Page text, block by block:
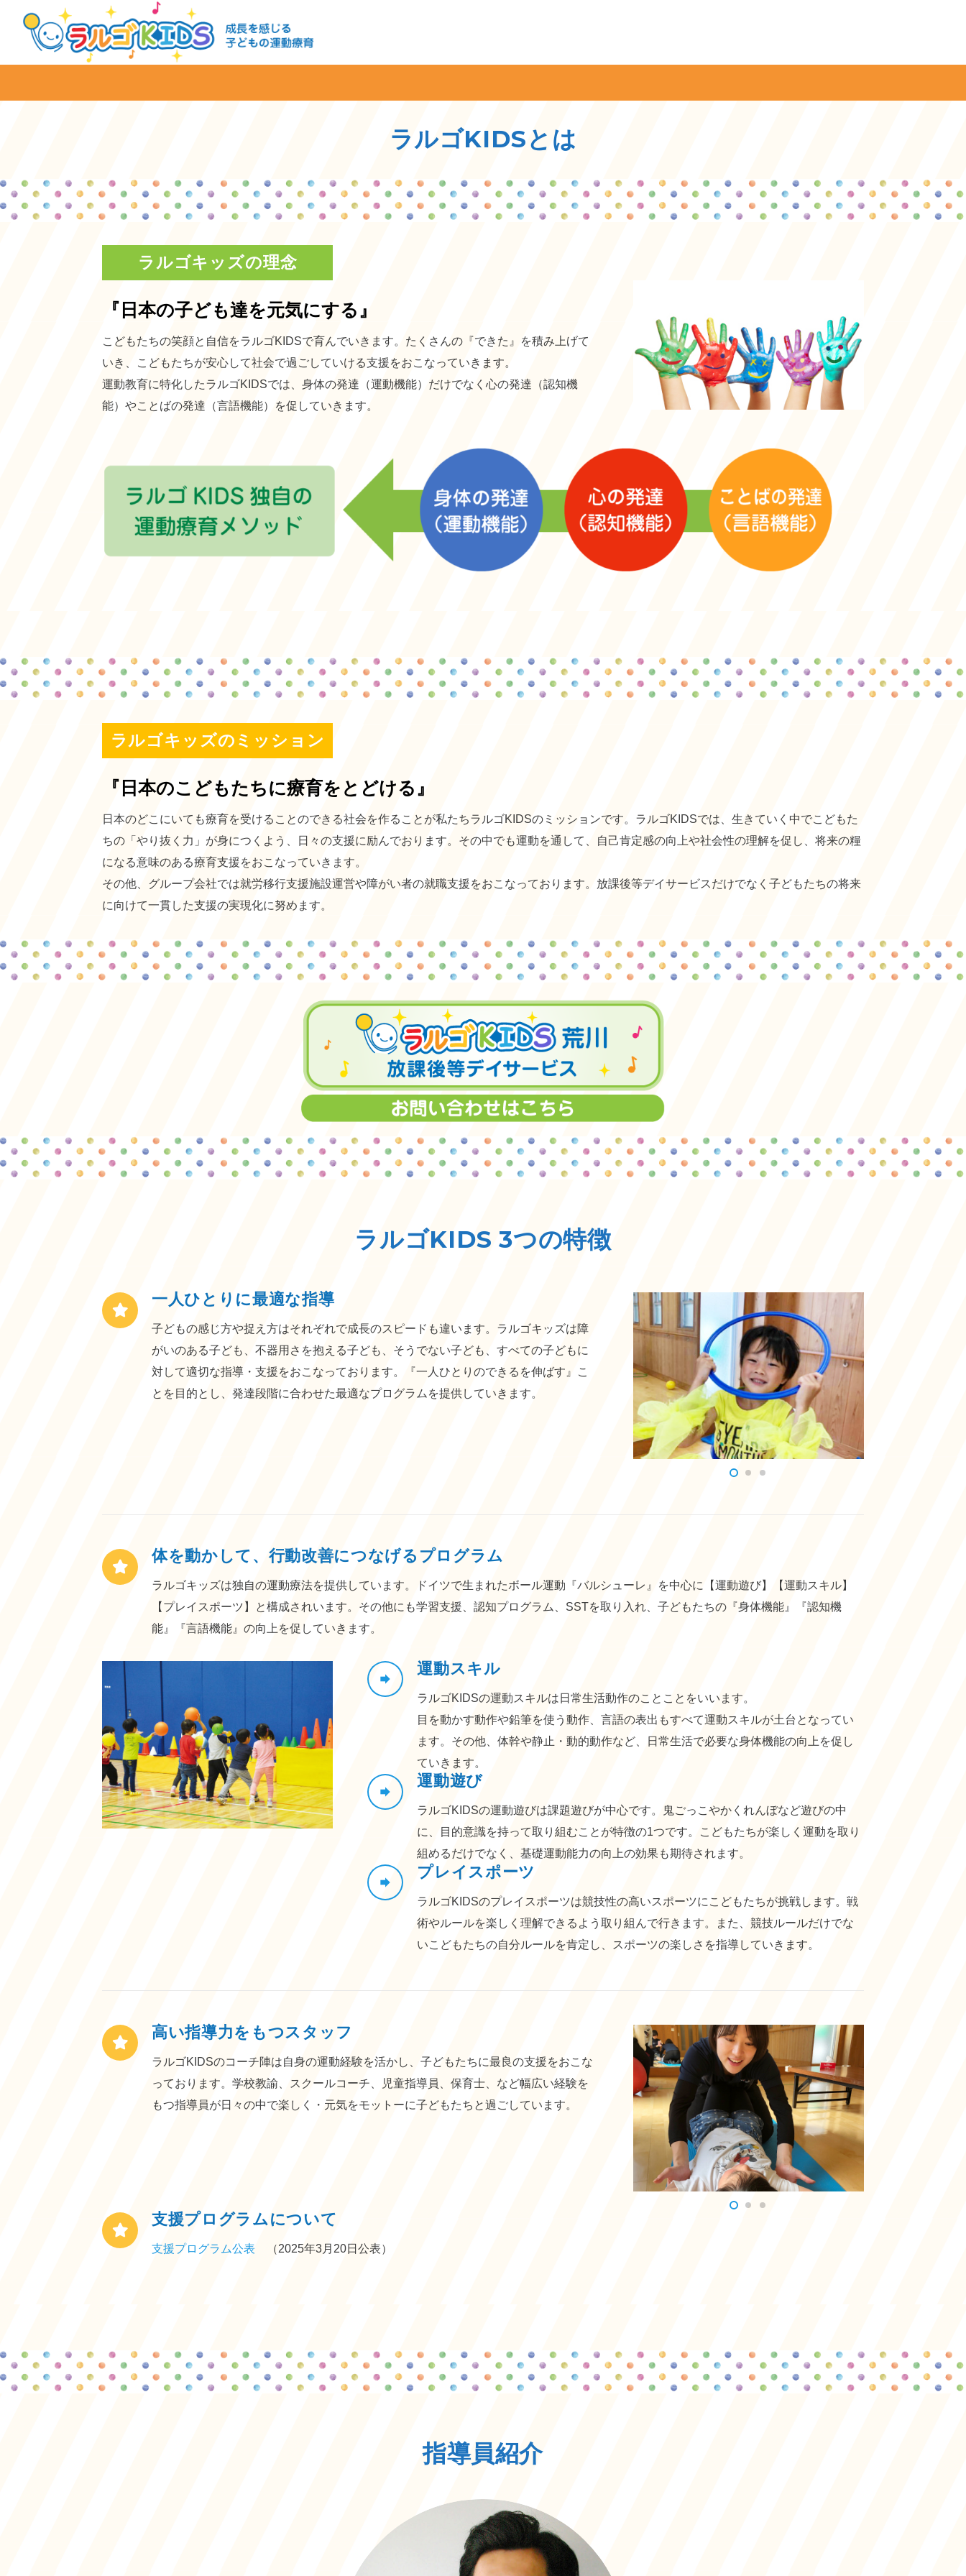
ラルゴKIDSとは
ラルゴキッズの理念
『日本の子ども達を元気にする』
こどもたちの笑顔と自信をラルゴKIDSで育んでいきます。たくさんの『できた』を積み上げて
いき、こどもたちが安心して社会で過ごしていける支援をおこなっていきます。
運動教育に特化したラルゴKIDSでは、身体の発達（運動機能）だけでなく心の発達（認知機
能）やことばの発達（言語機能）を促していきます。
ラルゴキッズのミッション
『日本のこどもたちに療育をとどける』
日本のどこにいても療育を受けることのできる社会を作ることが私たちラルゴKIDSのミッションです。ラルゴKIDSでは、生きていく中でこどもた
ちの「やり抜く力」が身につくよう、日々の支援に励んでおります。その中でも運動を通して、自己肯定感の向上や社会性の理解を促し、将来の糧
になる意味のある療育支援をおこなっていきます。
その他、グループ会社では就労移行支援施設運営や障がい者の就職支援をおこなっております。放課後等デイサービスだけでなく子どもたちの将来
に向けて一貫した支援の実現化に努めます。
ラルゴKIDS 3つの特徴
一人ひとりに最適な指導
子どもの感じ方や捉え方はそれぞれで成長のスピードも違います。ラルゴキッズは障
がいのある子ども、不器用さを抱える子ども、そうでない子ども、すべての子どもに
対して適切な指導・支援をおこなっております。『一人ひとりのできるを伸ばす』こ
とを目的とし、発達段階に合わせた最適なプログラムを提供していきます。
体を動かして、行動改善につなげるプログラム
ラルゴキッズは独自の運動療法を提供しています。ドイツで生まれたボール運動『バルシューレ』を中心に【運動遊び】【運動スキル】
【プレイスポーツ】と構成されいます。その他にも学習支援、認知プログラム、SSTを取り入れ、子どもたちの『身体機能』『認知機
能』『言語機能』の向上を促していきます。
forward
運動スキル
ラルゴKIDSの運動スキルは日常生活動作のことことをいいます。
目を動かす動作や鉛筆を使う動作、言語の表出もすべて運動スキルが土台となってい
ます。その他、体幹や静止・動的動作など、日常生活で必要な身体機能の向上を促し
ていきます。
forward
運動遊び
ラルゴKIDSの運動遊びは課題遊びが中心です。鬼ごっこやかくれんぼなど遊びの中
に、目的意識を持って取り組むことが特徴の1つです。こどもたちが楽しく運動を取り
組めるだけでなく、基礎運動能力の向上の効果も期待されます。
forward
プレイスポーツ
ラルゴKIDSのプレイスポーツは競技性の高いスポーツにこどもたちが挑戦します。戦
術やルールを楽しく理解できるよう取り組んで行きます。また、競技ルールだけでな
いこどもたちの自分ルールを肯定し、スポーツの楽しさを指導していきます。
高い指導力をもつスタッフ
ラルゴKIDSのコーチ陣は自身の運動経験を活かし、子どもたちに最良の支援をおこな
っております。学校教諭、スクールコーチ、児童指導員、保育士、など幅広い経験を
もつ指導員が日々の中で楽しく・元気をモットーに子どもたちと過ごしています。
支援プログラムについて
支援プログラム公表 （2025年3月20日公表）
指導員紹介